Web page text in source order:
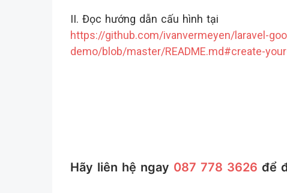
II. Đọc hướng dẫn cấu hình tại
https://github.com/ivanvermeyen/laravel-
demo/blob/master/README.md#create-
Hãy liên hệ ngay 087 778 3626 để